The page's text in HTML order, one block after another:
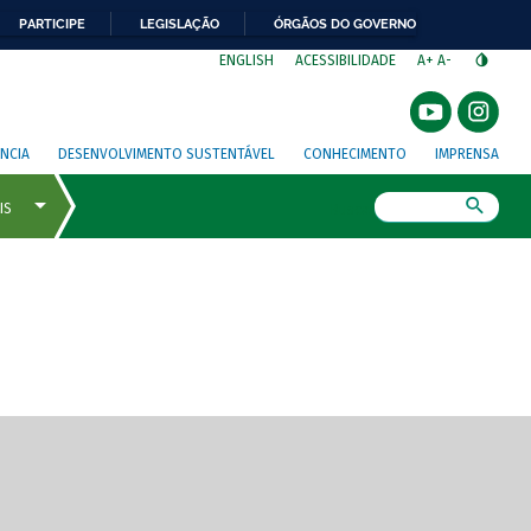
PARTICIPE LEGISLAÇÃO ÓRGÃOS DO GOVERNO
ENGLISH ACESSIBILIDADE A+ A-
DESENVOLVIMENTO SUSTENTÁVEL CONHECIMENTO IMPRENSA
de tela